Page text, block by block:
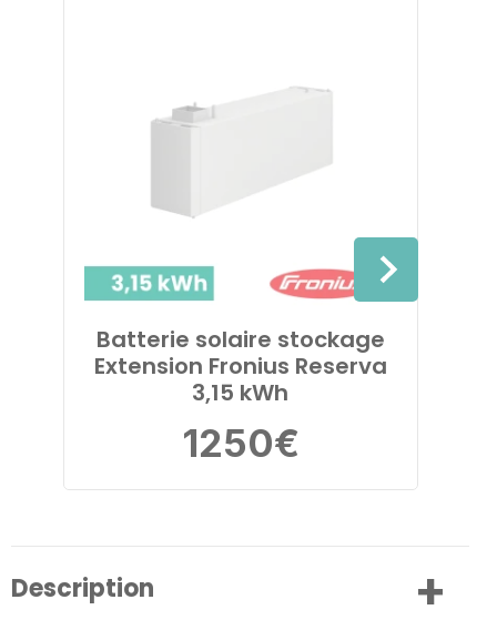
Batterie solaire stockage
Extension Fronius Reserva
3,15 kWh
1250€
Description